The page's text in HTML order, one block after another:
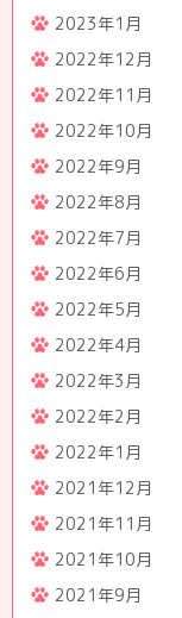
2023年1月
2022年12月
2022年11月
2022年10月
2022年9月
2022年8月
2022年7月
2022年6月
2022年5月
2022年4月
2022年3月
2022年2月
2022年1月
2021年12月
2021年11月
2021年10月
2021年9月